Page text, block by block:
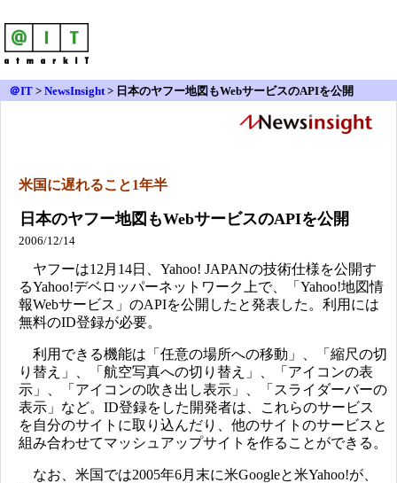
＠IT > NewsInsight> 日本のヤフー地図もWebサービスのAPIを公開
米国に遅れること1年半
日本のヤフー地図もWebサービスのAPIを公開
2006/12/14
ヤフーは12月14日、Yahoo! JAPANの技術仕様を公開す
るYahoo!デベロッパーネットワーク上で、「Yahoo!地図情
報Webサービス」のAPIを公開したと発表した。利用には
無料のID登録が必要。
利用できる機能は「任意の場所への移動」、「縮尺の切
り替え」、「航空写真への切り替え」、「アイコンの表
示」、「アイコンの吹き出し表示」、「スライダーバーの
表示」など。ID登録をした開発者は、これらのサービス
を自分のサイトに取り込んだり、他のサイトのサービスと
組み合わせてマッシュアップサイトを作ることができる。
なお、米国では2005年6月末に米Googleと米Yahoo!が、